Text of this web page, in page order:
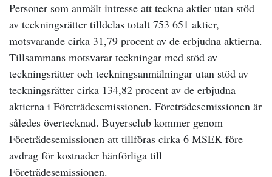
Personer som anmält intresse att teckna aktier utan stöd
av teckningsrätter tilldelas totalt 753 651 aktier,
motsvarande cirka 31,79 procent av de erbjudna aktierna.
Tillsammans motsvarar teckningar med stöd av
teckningsrätter och teckningsanmälningar utan stöd av
teckningsrätter cirka 134,82 procent av de erbjudna
aktierna i Företrädesemissionen. Företrädesemissionen är
således övertecknad. Buyersclub kommer genom
Företrädesemissionen att tillföras cirka 6 MSEK före
avdrag för kostnader hänförliga till
Företrädesemissionen.